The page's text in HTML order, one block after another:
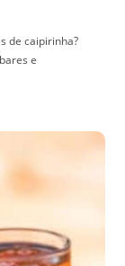
de caipirinha?
e